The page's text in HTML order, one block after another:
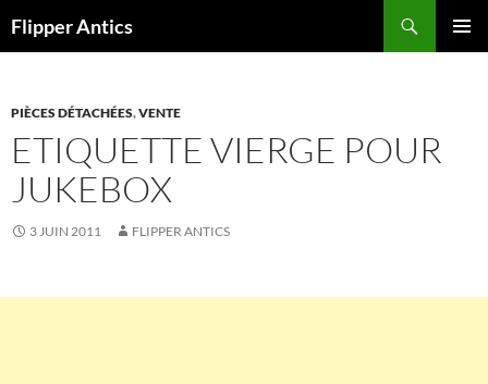
auFlipper Antics
PIÈCES DÉTACHÉES,VENTE
ETIQUETTE VIERGE POUR
JUKEBOX
3 JUIN 2011 FLIPPER ANTICS